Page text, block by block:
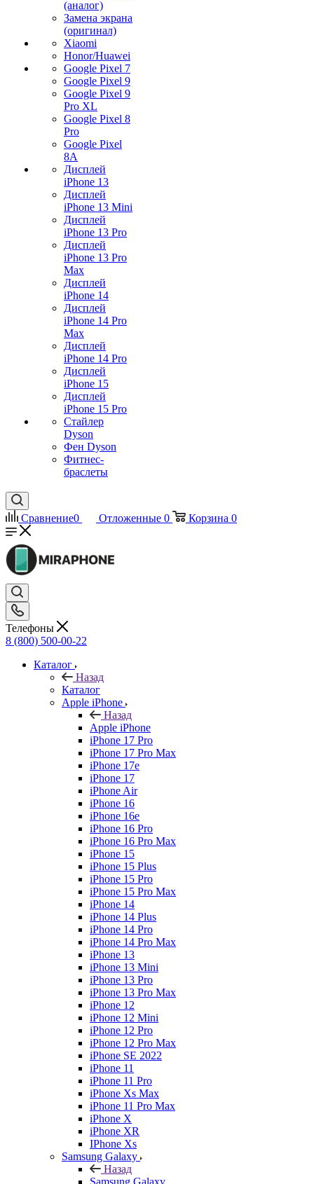
(аналог)
Замена экрана
(оригинал)
Xiaomi
Honor/Huawei
Google Pixel 7
Google Pixel 9
Google Pixel 9
Pro XL
Google Pixel 8
Pro
Google Pixel
8A
Дисплей
iPhone 13
Дисплей
iPhone 13 Mini
Дисплей
iPhone 13 Pro
Дисплей
iPhone 13 Pro
Max
Дисплей
iPhone 14
Дисплей
iPhone 14 Pro
Max
Дисплей
iPhone 14 Pro
Дисплей
iPhone 15
Дисплей
iPhone 15 Pro
Стайлер
Dyson
Фен Dyson
Фитнес-
браслеты
Сравнение0 Отложенные 0 Корзина 0
Телефоны
8 (800) 500-00-22
Каталог
Назад
Каталог
Apple iPhone
Назад
Apple iPhone
iPhone 17 Pro
iPhone 17 Pro Max
iPhone 17e
iPhone 17
iPhone Air
iPhone 16
iPhone 16e
iPhone 16 Pro
iPhone 16 Pro Max
iPhone 15
iPhone 15 Plus
iPhone 15 Pro
iPhone 15 Pro Max
iPhone 14
iPhone 14 Plus
iPhone 14 Pro
iPhone 14 Pro Max
iPhone 13
iPhone 13 Mini
iPhone 13 Pro
iPhone 13 Pro Max
iPhone 12
iPhone 12 Mini
iPhone 12 Pro
iPhone 12 Pro Max
iPhone SE 2022
iPhone 11
iPhone 11 Pro
iPhone Xs Max
iPhone 11 Pro Max
iPhone X
iPhone XR
IPhone Xs
Samsung Galaxy
Назад
Samsung Galaxy